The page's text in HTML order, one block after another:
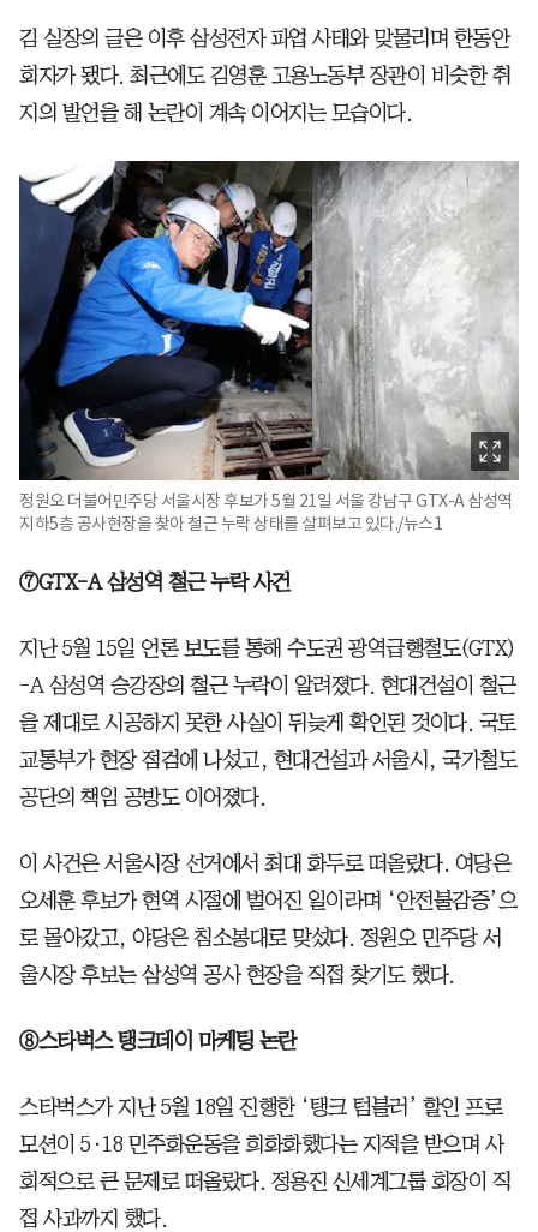
김 실장의 글은 이후 삼성전자 파업 사태와 맞물리며 한동안
회자가 됐다. 최근에도 김영훈 고용노동부 장관이 비슷한 취
지의 발언을 해 논란이 계속 이어지는 모습이다.
정원오 더불어민주당 서울시장 후보가 5월 21일 서울 강남구 GTX-A 삼성역
지하5층 공사현장을 찾아 철근 누락 상태를 살펴보고 있다./뉴스1
⑦GTX-A 삼성역 철근 누락 사건
지난 5월 15일 언론 보도를 통해 수도권 광역급행철도(GTX)
-A 삼성역 승강장의 철근 누락이 알려졌다. 현대건설이 철근
을 제대로 시공하지 못한 사실이 뒤늦게 확인된 것이다. 국토
교통부가 현장 점검에 나섰고, 현대건설과 서울시, 국가철도
공단의 책임 공방도 이어졌다.
이 사건은 서울시장 선거에서 최대 화두로 떠올랐다. 여당은
오세훈 후보가 현역 시절에 벌어진 일이라며 ‘안전불감증’으
로 몰아갔고, 야당은 침소봉대로 맞섰다. 정원오 민주당 서
울시장 후보는 삼성역 공사 현장을 직접 찾기도 했다.
⑧스타벅스 탱크데이 마케팅 논란
스타벅스가 지난 5월 18일 진행한 ‘탱크 텀블러’ 할인 프로
모션이 5·18 민주화운동을 희화화했다는 지적을 받으며 사
회적으로 큰 문제로 떠올랐다. 정용진 신세계그룹 회장이 직
접 사과까지 했다.